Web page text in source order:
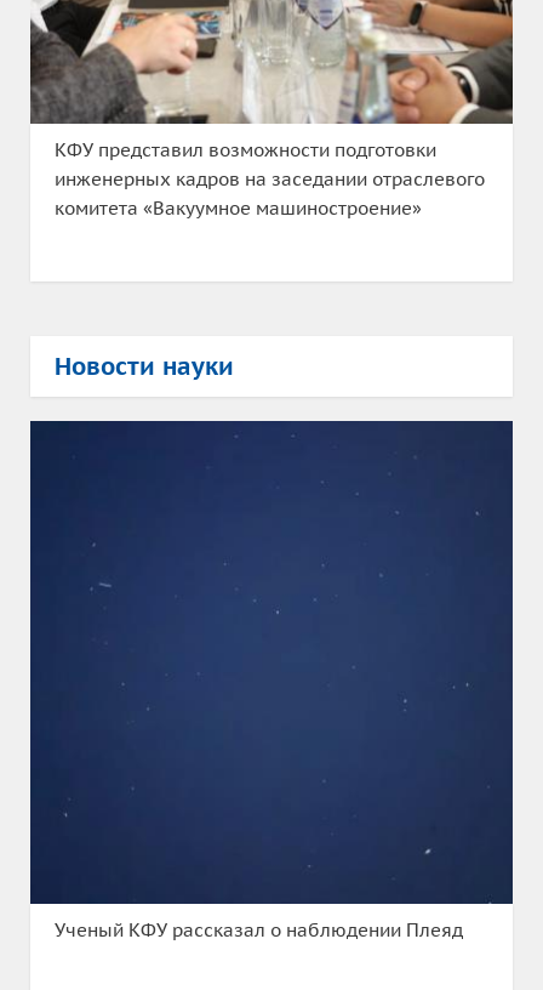
КФУ представил возможности подготовки
инженерных кадров на заседании отраслевого
комитета «Вакуумное машиностроение»
Новости науки
Ученый КФУ рассказал о наблюдении Плеяд